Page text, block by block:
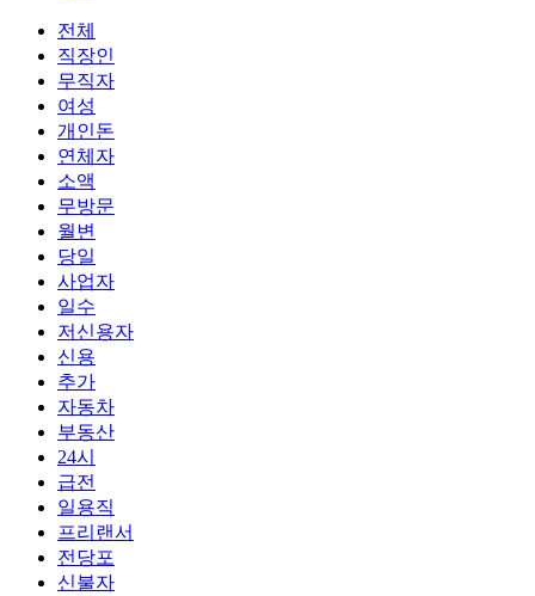
전체
직장인
무직자
여성
개인돈
연체자
소액
무방문
월변
당일
사업자
일수
저신용자
신용
추가
자동차
부동산
24시
급전
일용직
프리랜서
전당포
신불자